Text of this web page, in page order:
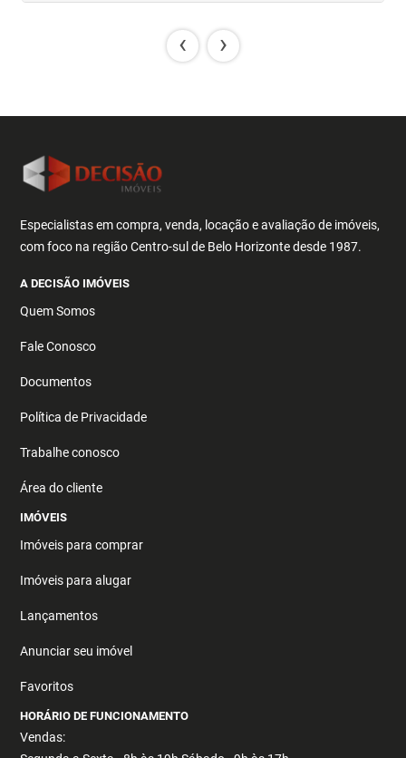
‹ ›
Especialistas em compra, venda, locação e avaliação de imóveis,
com foco na região Centro-sul de Belo Horizonte desde 1987.
A DECISÃO IMÓVEIS
Quem Somos
Fale Conosco
Documentos
Política de Privacidade
Trabalhe conosco
Área do cliente
IMÓVEIS
Imóveis para comprar
Imóveis para alugar
Lançamentos
Anunciar seu imóvel
Favoritos
HORÁRIO DE FUNCIONAMENTO
Vendas: